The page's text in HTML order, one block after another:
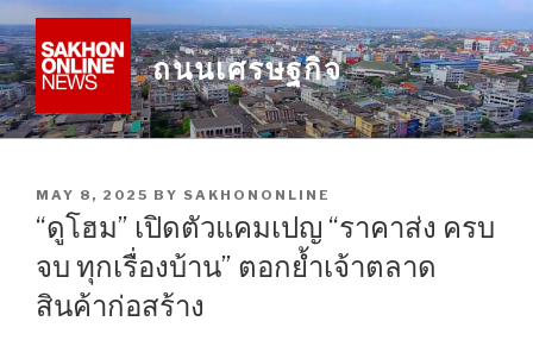
to
content
ถนนเศรษฐกิจ
POSTED
ON
MAY 8, 2025 BY SAKHONONLINE
“ดูโฮม” เปิดตัวแคมเปญ “ราคาส่ง ครบ
จบ ทุกเรื่องบ้าน” ตอกย้ำเจ้าตลาด
สินค้าก่อสร้าง